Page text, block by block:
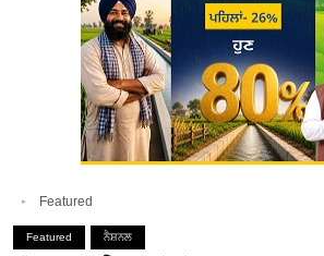
Featured
Featured ਨੈਸ਼ਨਲ